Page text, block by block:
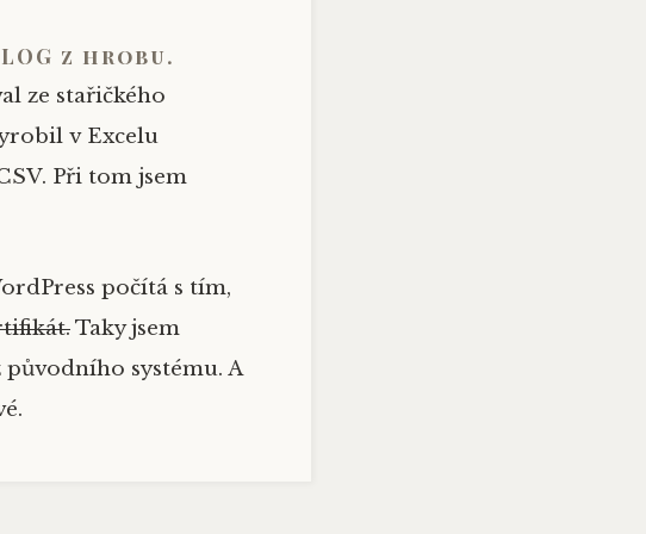
z hrobu.
ze stařičkého
v Excelu
Při tom jsem
počítá s tím,
Taky jsem
původního systému. A